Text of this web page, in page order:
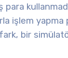
para
işlem yapma
bir